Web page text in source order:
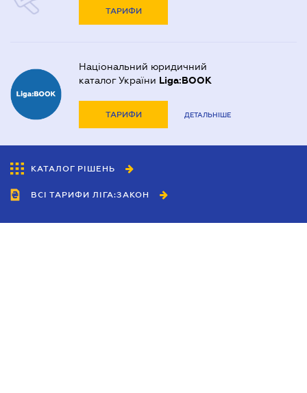
ТАРИФИ
Національний юридичний
каталог України Liga:BOOK
ТАРИФИ ДЕТАЛЬНІШЕ
КАТАЛОГ РІШЕНЬ
ВСІ ТАРИФИ ЛІГА:ЗАКОН